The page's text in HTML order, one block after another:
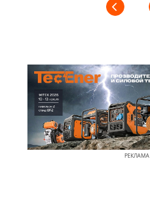
РЕКЛАМА